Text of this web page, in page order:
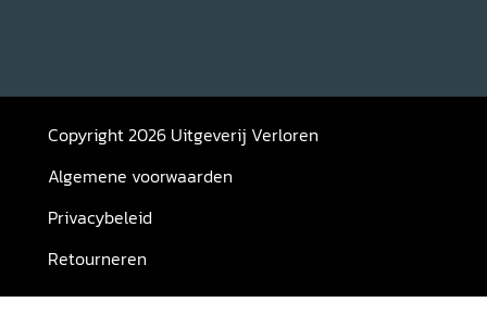
Copyright 2026 Uitgeverij Verloren
Algemene voorwaarden
Privacybeleid
Retourneren